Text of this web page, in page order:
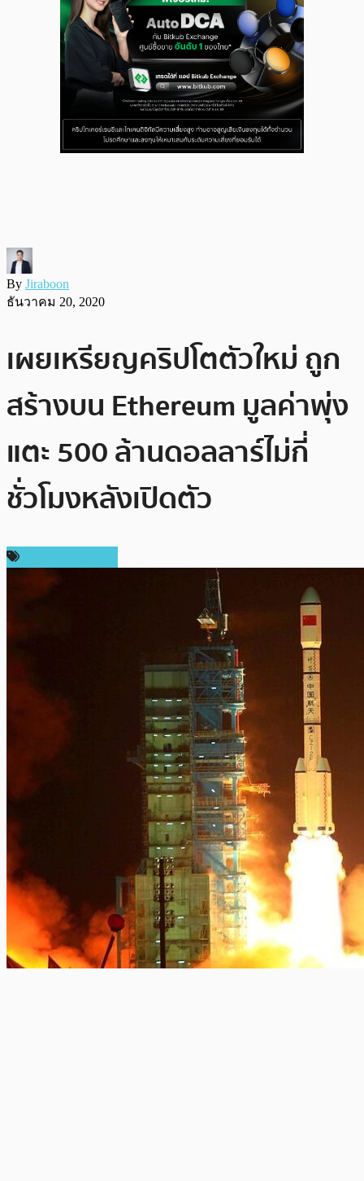
By Jiraboon
ธันวาคม 20, 2020
เผยเหรียญคริปโตตัวใหม่ ถูก
สร้างบน Ethereum มูลค่าพุ่ง
แตะ 500 ล้านดอลลาร์ไม่กี่
ชั่วโมงหลังเปิดตัว